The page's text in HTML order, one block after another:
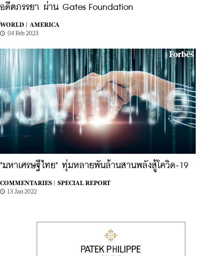
อดีตภรรยา ผ่าน Gates Foundation
WORLD |
AMERICA
04 Feb 2023
"มหาเศรษฐีไทย" ทุ่มหลายพันล้านสานพลังสู้โควิด-19
COMMENTARIES |
SPECIAL REPORT
13 Jan 2022